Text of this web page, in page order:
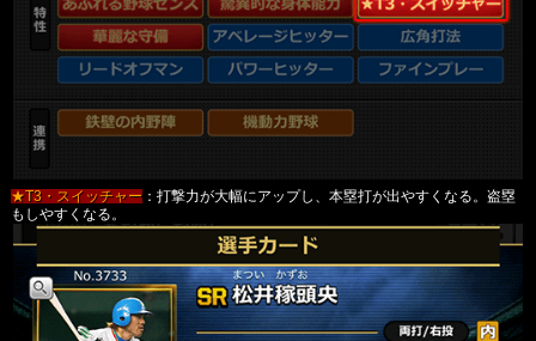
★T3・スイッチャー：打撃力が大幅にアップし、本塁打が出やすくなる。盗塁
もしやすくなる。